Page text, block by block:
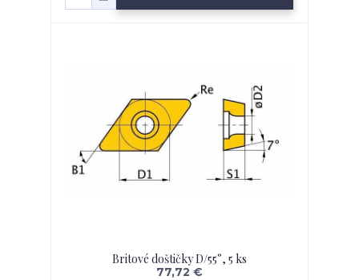
Britové doštičky D/55°, 5 ks
77,72 €